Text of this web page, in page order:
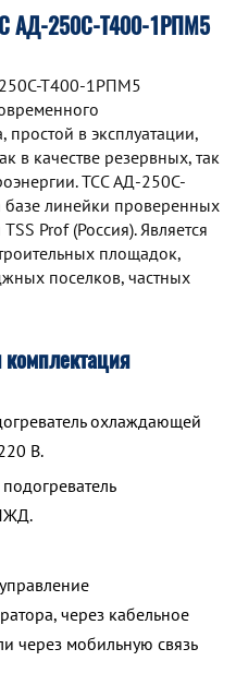
АД-250С-Т400-1РПМ5
250С-Т400-1РПМ5
простой в эксплуатации,
в качестве резервных, так
TCC АД-250С-
линейки проверенных
Prof (Россия). Является
площадок,
поселков, частных
охлаждающей
В.
через кабельное
через мобильную связь